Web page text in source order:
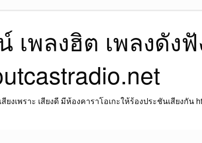
เพลงฮิต เพลงดัง
ยงเพราะ เสียงดี มีห้องคาราโอเกะให้ร้องประชันเสียงกัน